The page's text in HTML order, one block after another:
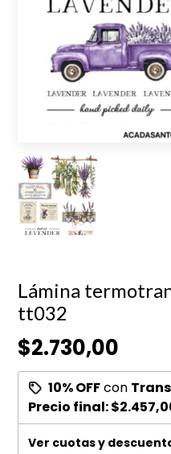
Lámina
tt032
$2.730,00
10% OFFcon
Precio final:
Ver cuotas y